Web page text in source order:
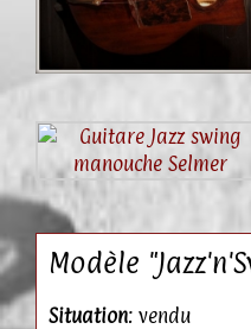
Modèle
Situation: vendu